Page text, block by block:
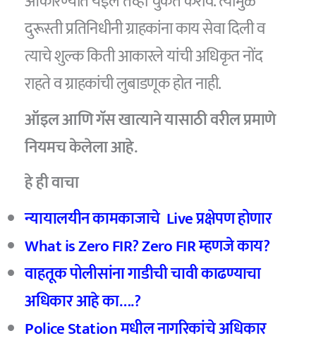
दुरूस्ती प्रतिनिधीनी ग्राहकांना काय सेवा दिली व
त्याचे शुल्क किती आकारले यांची अधिकृत नोंद
राहते व ग्राहकांची लुबाडणूक होत नाही.
ऑइल आणि गॅस खात्याने यासाठी वरील प्रमाणे
नियमच केलेला आहे.
हे ही वाचा
न्यायालयीन कामकाजाचे Live प्रक्षेपण होणार
What is Zero FIR? Zero FIR म्हणजे काय?
वाहतूक पोलीसांना गाडीची चावी काढण्याचा
अधिकार आहे का….?
Police Station मधील नागरिकांचे अधिकार